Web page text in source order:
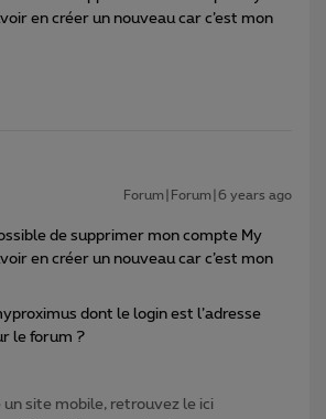
en créer un nouveau car c’est mon
Forum|Forum|6 years ago
de supprimer mon compte My
en créer un nouveau car c’est mon
dont le login est l’adresse
le forum ?
site mobile, retrouvez le ici